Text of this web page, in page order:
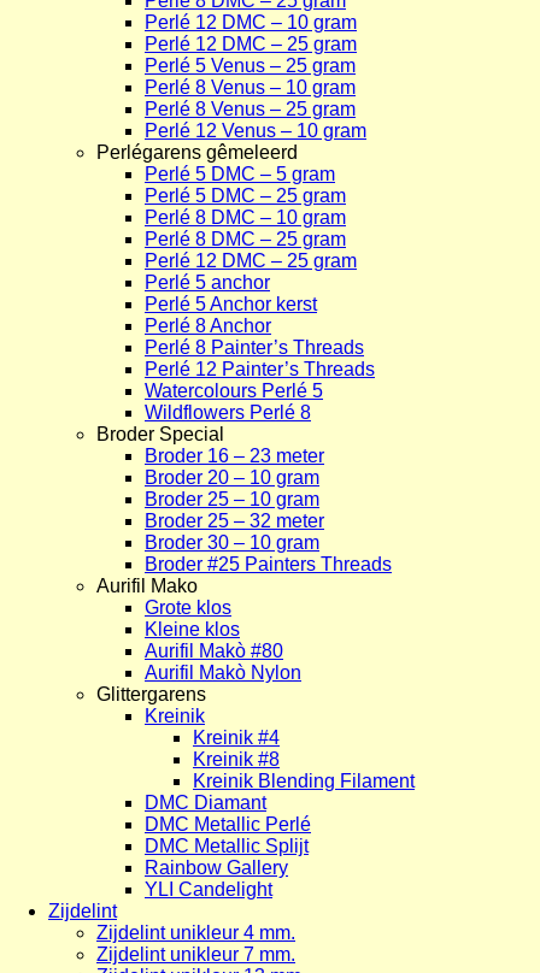
Perlé 12 DMC – 10 gram
Perlé 12 DMC – 25 gram
Perlé 5 Venus – 25 gram
Perlé 8 Venus – 10 gram
Perlé 8 Venus – 25 gram
Perlé 12 Venus – 10 gram
Perlégarens gêmeleerd
Perlé 5 DMC – 5 gram
Perlé 5 DMC – 25 gram
Perlé 8 DMC – 10 gram
Perlé 8 DMC – 25 gram
Perlé 12 DMC – 25 gram
Perlé 5 anchor
Perlé 5 Anchor kerst
Perlé 8 Anchor
Perlé 8 Painter’s Threads
Perlé 12 Painter’s Threads
Watercolours Perlé 5
Wildflowers Perlé 8
Broder Special
Broder 16 – 23 meter
Broder 20 – 10 gram
Broder 25 – 10 gram
Broder 25 – 32 meter
Broder 30 – 10 gram
Broder #25 Painters Threads
Aurifil Mako
Grote klos
Kleine klos
Aurifil Makò #80
Aurifil Makò Nylon
Glittergarens
Kreinik
Kreinik #4
Kreinik #8
Kreinik Blending Filament
DMC Diamant
DMC Metallic Perlé
DMC Metallic Splijt
Rainbow Gallery
YLI Candelight
Zijdelint
Zijdelint unikleur 4 mm.
Zijdelint unikleur 7 mm.